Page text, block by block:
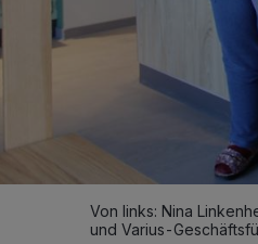
Von links: Nina
und Varius-